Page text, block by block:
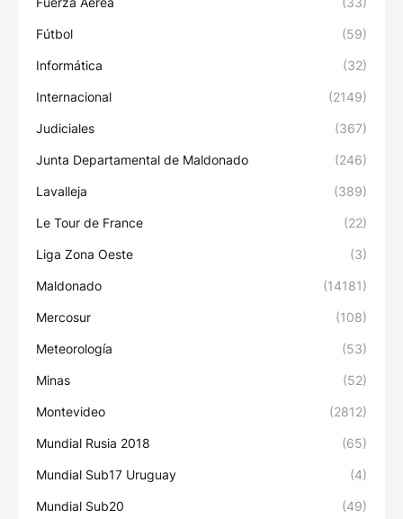
Fútbol (59)
Informática (32)
Internacional (2149)
Judiciales (367)
Junta Departamental de Maldonado (246)
Lavalleja (389)
Le Tour de France (22)
Liga Zona Oeste (3)
Maldonado (14181)
Mercosur (108)
Meteorología (53)
Minas (52)
Montevideo (2812)
Mundial Rusia 2018 (65)
Mundial Sub17 Uruguay (4)
Mundial Sub20 (49)